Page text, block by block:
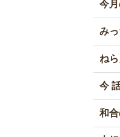
今
み
ね
今
和